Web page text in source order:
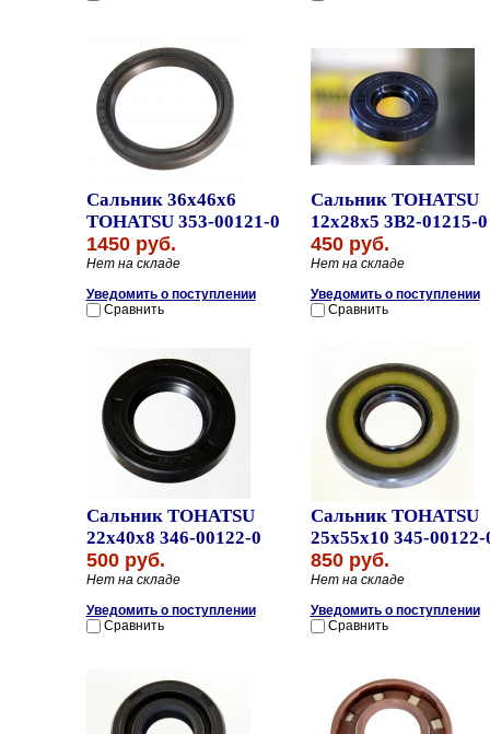
Сальник 36x46x6
TOHATSU 353-00121-0
1450 руб.
Нет на складе
Уведомить о поступлении
Сравнить
Сальник TOHATSU
12x28x5 3B2-01215-0
450 руб.
Нет на складе
Уведомить о поступлении
Сравнить
Сальник TOHATSU
22x40x8 346-00122-0
500 руб.
Нет на складе
Уведомить о поступлении
Сравнить
Сальник TOHATSU
25x55x10 345-00122-
850 руб.
Нет на складе
Уведомить о поступлении
Сравнить